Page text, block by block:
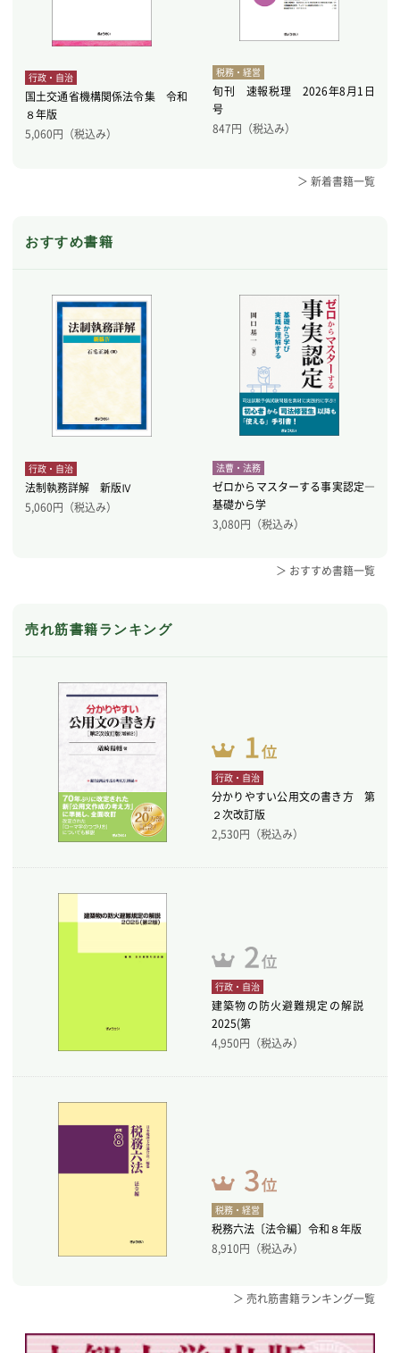
行政・自治
国土交通省機構関係法令集 令和
８年版
5,060円（税込み）
税務・経営
旬刊 速報税理 2026年8月1日
号
847円（税込み）
＞ 新着書籍一覧
おすすめ書籍
行政・自治
法制執務詳解 新版Ⅳ
5,060円（税込み）
法曹・法務
ゼロからマスターする事実認定―
基礎から学
3,080円（税込み）
＞ おすすめ書籍一覧
売れ筋書籍ランキング
行政・自治
分かりやすい公用文の書き方 第
２次改訂版
2,530円（税込み）
行政・自治
建築物の防火避難規定の解説
2025(第
4,950円（税込み）
税務・経営
税務六法〔法令編〕令和８年版
8,910円（税込み）
＞ 売れ筋書籍ランキング一覧